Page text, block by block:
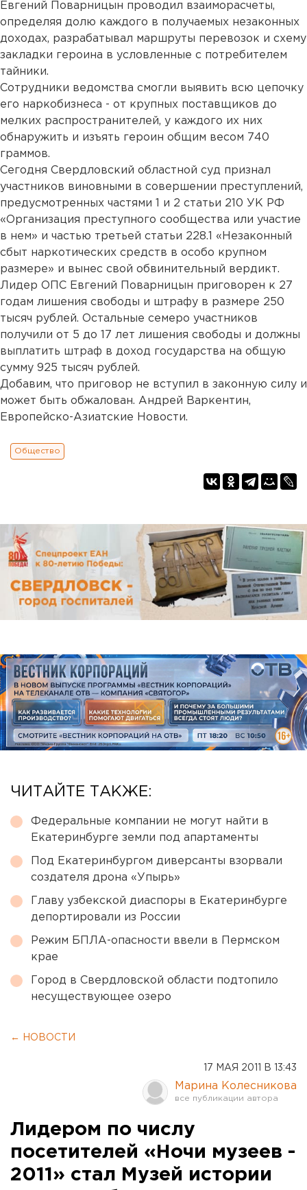
Евгений Поварницын проводил взаиморасчеты,
определяя долю каждого в получаемых незаконных
доходах, разрабатывал маршруты перевозок и схему
закладки героина в условленные с потребителем
тайники.
Сотрудники ведомства смогли выявить всю цепочку
его наркобизнеса - от крупных поставщиков до
мелких распространителей, у каждого их них
обнаружить и изъять героин общим весом 740
граммов.
Сегодня Свердловский областной суд признал
участников виновными в совершении преступлений,
предусмотренных частями 1 и 2 статьи 210 УК РФ
«Организация преступного сообщества или участие
в нем» и частью третьей статьи 228.1 «Незаконный
сбыт наркотических средств в особо крупном
размере» и вынес свой обвинительный вердикт.
Лидер ОПС Евгений Поварницын приговорен к 27
годам лишения свободы и штрафу в размере 250
тысяч рублей. Остальные семеро участников
получили от 5 до 17 лет лишения свободы и должны
выплатить штраф в доход государства на общую
сумму 925 тысяч рублей.
Добавим, что приговор не вступил в законную силу и
может быть обжалован. Андрей Варкентин,
Европейско-Азиатские Новости.
Общество
ЧИТАЙТЕ ТАКЖЕ:
Федеральные компании не могут найти в
Екатеринбурге земли под апартаменты
Под Екатеринбургом диверсанты взорвали
создателя дрона «Упырь»
Главу узбекской диаспоры в Екатеринбурге
депортировали из России
Режим БПЛА-опасности ввели в Пермском
крае
Город в Свердловской области подтопило
несуществующее озеро
← НОВОСТИ
17 МАЯ 2011 В 13:43
Марина Колесникова
Лидером по числу
посетителей «Ночи музеев -
2011» стал Музей истории